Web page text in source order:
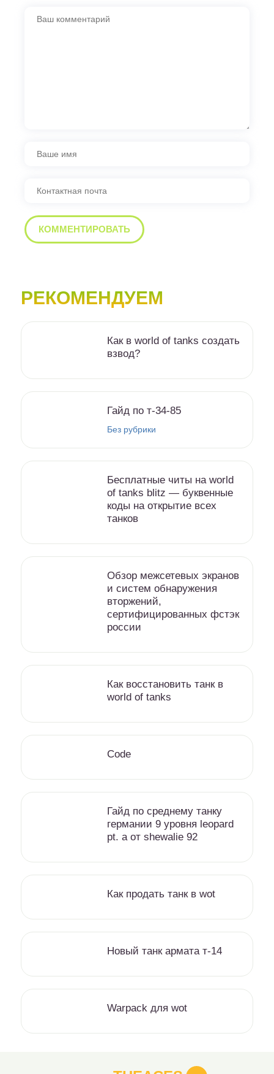
РЕКОМЕНДУЕМ
Как в world of tanks создать
взвод?
Гайд по т-34-85
Без рубрики
Бесплатные читы на world
of tanks blitz — буквенные
коды на открытие всех
танков
Обзор межсетевых экранов
и систем обнаружения
вторжений,
сертифицированных фстэк
россии
Как восстановить танк в
world of tanks
Code
Гайд по среднему танку
германии 9 уровня leopard
pt. a от shewalie 92
Как продать танк в wot
Новый танк армата т-14
Warpack для wot